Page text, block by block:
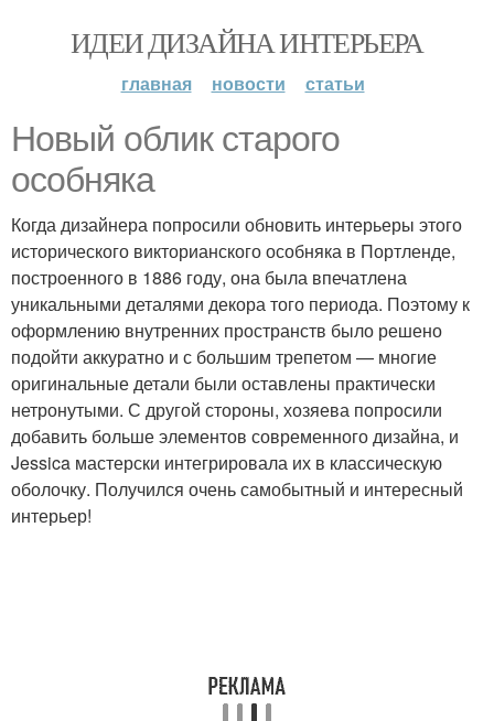
ИДЕИ ДИЗАЙНА ИНТЕРЬЕРА
главная новости статьи
Новый облик старого
особняка
Когда дизайнера попросили обновить интерьеры этого
исторического викторианского особняка в Портленде,
построенного в 1886 году, она была впечатлена
уникальными деталями декора того периода. Поэтому к
оформлению внутренних пространств было решено
подойти аккуратно и с большим трепетом — многие
оригинальные детали были оставлены практически
нетронутыми. С другой стороны, хозяева попросили
добавить больше элементов современного дизайна, и
Jessica мастерски интегрировала их в классическую
оболочку. Получился очень самобытный и интересный
интерьер!